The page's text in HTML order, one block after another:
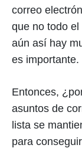
correo
que no todo
aún así hay
es importante.
Entonces,
asuntos de
lista se
para